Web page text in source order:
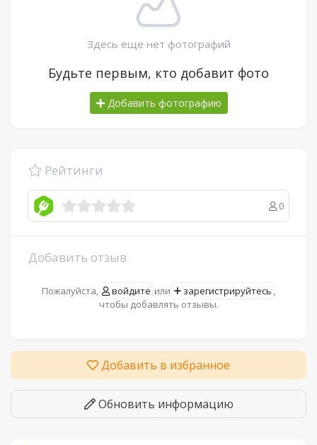
Здесь еще нет фотографий
Будьте первым, кто добавит фото
Добавить фотографию
Рейтинги
0
Добавить отзыв
Пожалуйста, войдите или зарегистрируйтесь ,
чтобы добавлять отзывы.
Добавить в избранное
Обновить информацию